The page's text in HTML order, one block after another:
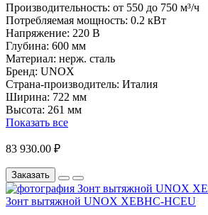
Производительность: от 550 до 750 м³/ч
Потребляемая мощность: 0.2 кВт
Напряжение: 220 В
Глубина: 600 мм
Материал: нерж. сталь
Бренд: UNOX
Страна-производитель: Италия
Ширина: 722 мм
Высота: 261 мм
Показать все
83 930.00 ₽
Заказать
Зонт вытяжной UNOX XEBHC-HCEU